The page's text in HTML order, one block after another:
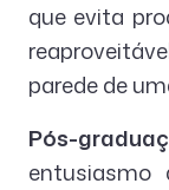
que evita
parede de
Pós-
entusiasmo